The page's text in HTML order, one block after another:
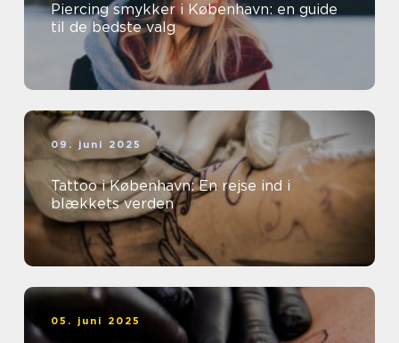
Piercing smykker i København: en guide
til de bedste valg
09. juni 2025
Tattoo i København: En rejse ind i
blækkets verden
05. juni 2025